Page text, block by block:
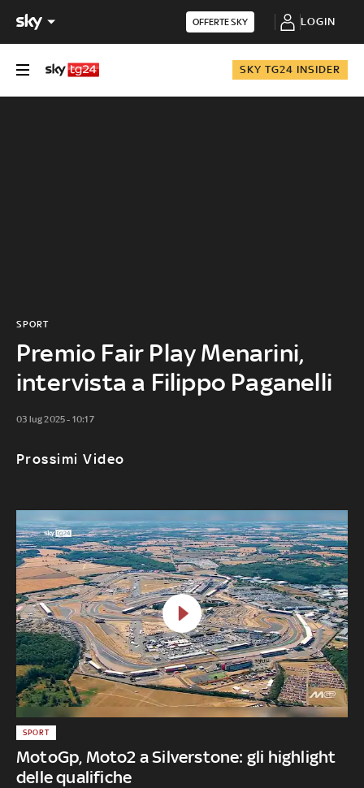
OFFERTE SKY LOGIN
SKY TG24 INSIDER
Premio Fair Play Menarini,
intervista a Filippo Paganelli
SPORT
03 lug 2025 - 10:17
Prossimi Video
MotoGp, Moto2 a Silverstone: gli highlight
delle qualifiche
SPORT